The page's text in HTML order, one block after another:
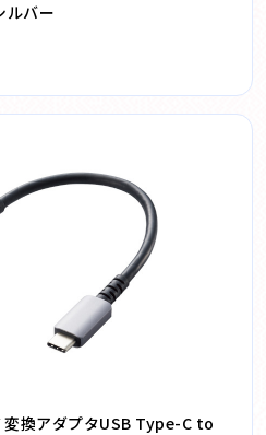
ルバー
変換アダプタUSB Type-C to